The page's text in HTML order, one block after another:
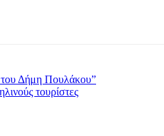
Δήμη Πουλάκου”
τουρίστες